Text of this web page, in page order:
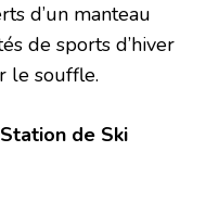
d’un manteau
de sports d’hiver
le souffle.
de Ski